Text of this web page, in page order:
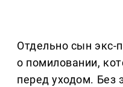
Отдельно сын экс-
о помиловании,
перед уходом. Без